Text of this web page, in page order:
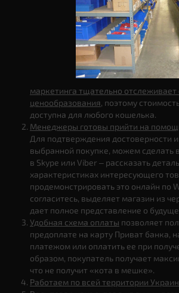
маркетинга тщательно отслеживает
ценообразования, поэтому
доступна для любого кошелька.
Менеджеры готовы прийти на
Для подтверждения достоверности
выбранной покупке, можем сделать
в Skype или Viber – рассказать
характеристиках интересующего
продемонстрировать это онлайн по
согласитесь, выделяет магазин из
дает полное представление о
Удобная схема оплаты позволяет
предоплате на карту Приват банка,
платежом или оплатить ее при
образом, покупатель получает
что не получит «кота в мешке».
Работаем по всей территории